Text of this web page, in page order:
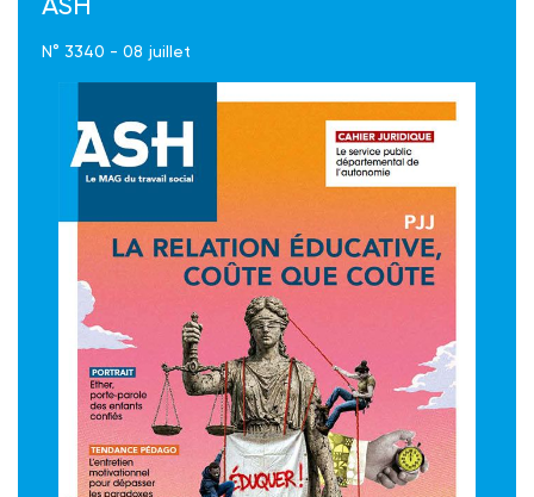
N° 3340 - 08 juillet